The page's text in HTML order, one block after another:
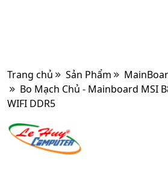
Trang chủ Sản Phẩm
Bo Mạch Chủ - Mainboard MSI
WIFI DDR5